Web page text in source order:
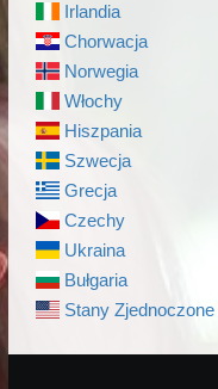
Irlandia
Chorwacja
Norwegia
Włochy
Hiszpania
Szwecja
Grecja
Czechy
Ukraina
Bułgaria
Stany Zjednoczone